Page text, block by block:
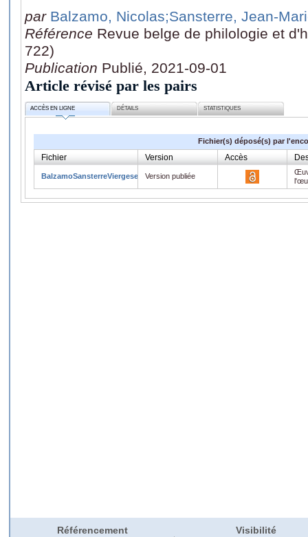
par Balzamo, Nicolas;Sansterre, Jean-
Référence Revue belge de philologie et
722)
Publication Publié, 2021-09-01
Article révisé par les pairs
ACCÈS EN LIGNE DÉTAILS STATISTIQUES
Fichier(s) déposé(s) par
Fichier Version Accès
BalzamoSansterreViergesetArbres2.pdf
Version publiée
Référencement Visibilité